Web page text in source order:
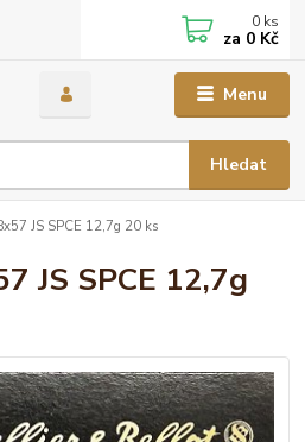
Menu
Hledat
0 ks
za 0 Kč
JS SPCE 12,7g 20 ks
JS SPCE 12,7g